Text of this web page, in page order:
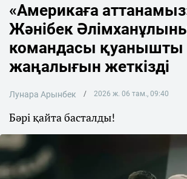
«Америкаға
Жәнібек
командасы қуанышты
жаңалығын жеткізді
Лунара Арынбек 2026 ж. 06 там., 09:40
Бәрі қайта басталды!